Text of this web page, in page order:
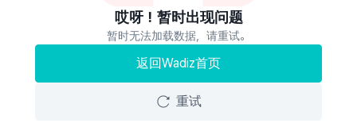
哎呀！暂时出现问题
暂时无法加载数据，请重试。
返回Wadiz首页
重试